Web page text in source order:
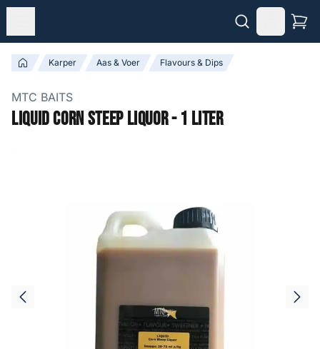
Karper Aas & Voer Flavours & Dips
MTC BAITS
Liquid Corn Steep Liquor - 1 liter